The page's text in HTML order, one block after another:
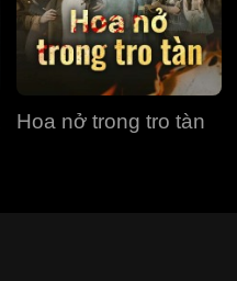
Hoa nở trong tro tàn